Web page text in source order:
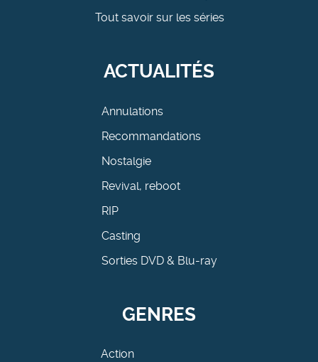
Tout savoir sur les séries
ACTUALITÉS
Annulations
Recommandations
Nostalgie
Revival, reboot
RIP
Casting
Sorties DVD & Blu-ray
GENRES
Action